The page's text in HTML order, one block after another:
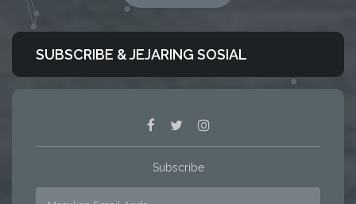
SUBSCRIBE & JEJARING SOSIAL
Subscribe